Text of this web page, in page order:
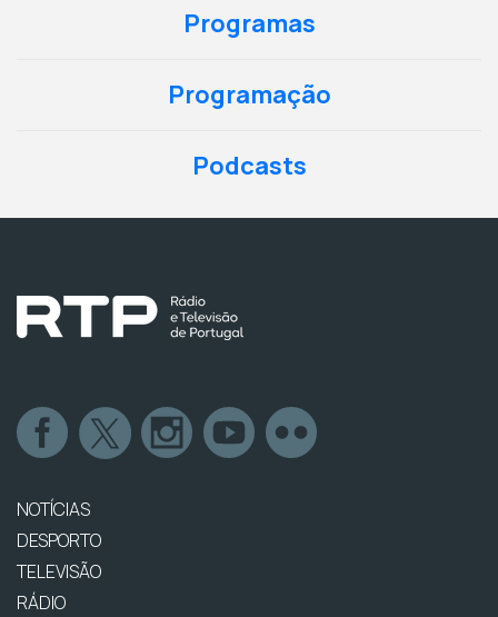
Programas
Programação
Podcasts
NOTÍCIAS
DESPORTO
TELEVISÃO
RÁDIO